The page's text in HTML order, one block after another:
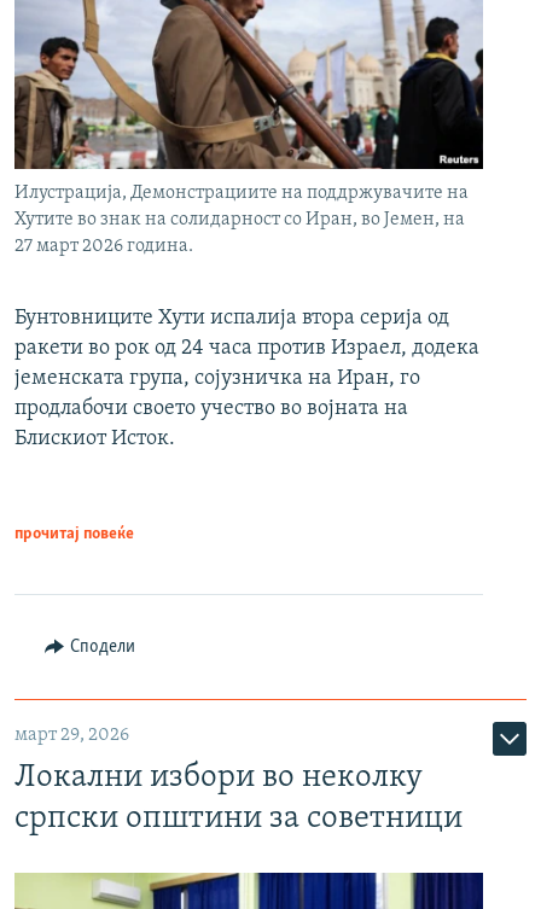
Илустрација, Демонстрациите на поддржувачите на
Хутите во знак на солидарност со Иран, во Јемен, на
27 март 2026 година.
Бунтовниците Хути испалија втора серија од
ракети во рок од 24 часа против Израел, додека
јеменската група, сојузничка на Иран, го
продлабочи своето учество во војната на
Блискиот Исток.
прочитај повеќе
Сподели
март 29, 2026
Локални избори во неколку
српски општини за советници